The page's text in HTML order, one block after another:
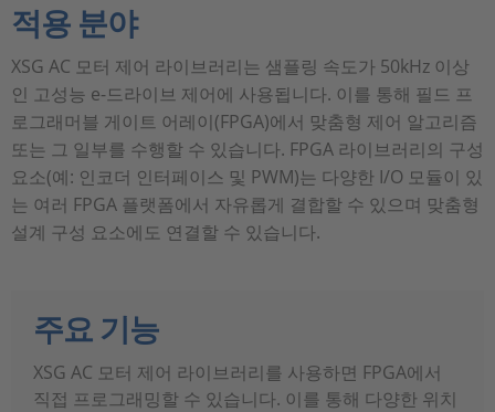
적용 분야
XSG AC 모터 제어 라이브러리는 샘플링 속도가 50kHz 이상
인 고성능 e-드라이브 제어에 사용됩니다. 이를 통해 필드 프
로그래머블 게이트 어레이(FPGA)에서 맞춤형 제어 알고리즘
또는 그 일부를 수행할 수 있습니다. FPGA 라이브러리의 구성
요소(예: 인코더 인터페이스 및 PWM)는 다양한 I/O 모듈이 있
는 여러 FPGA 플랫폼에서 자유롭게 결합할 수 있으며 맞춤형
설계 구성 요소에도 연결할 수 있습니다.
주요 기능
XSG AC 모터 제어 라이브러리를 사용하면 FPGA에서
직접 프로그래밍할 수 있습니다. 이를 통해 다양한 위치